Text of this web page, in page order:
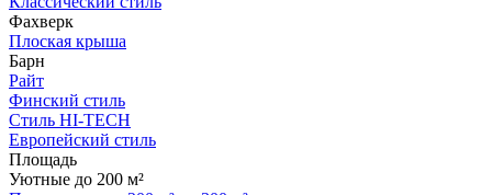
Фахверк
Плоская крыша
Барн
Райт
Финский стиль
Стиль HI-TECH
Европейский стиль
Площадь
Уютные до 200 м²